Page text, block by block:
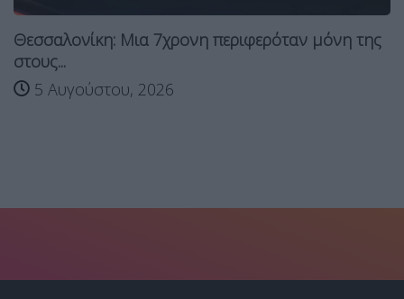
Θεσσαλονίκη: Μια 7χρονη περιφερόταν μόνη της
στους...
5 Αυγούστου, 2026